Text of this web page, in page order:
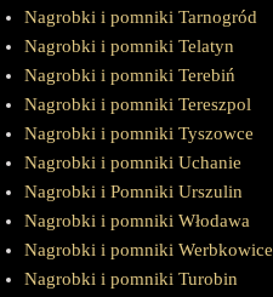
Nagrobki i pomniki Tarnogród
Nagrobki i pomniki Telatyn
Nagrobki i pomniki Terebiń
Nagrobki i pomniki Tereszpol
Nagrobki i pomniki Tyszowce
Nagrobki i pomniki Uchanie
Nagrobki i Pomniki Urszulin
Nagrobki i pomniki Włodawa
Nagrobki i pomniki Werbkowice
Nagrobki i pomniki Turobin